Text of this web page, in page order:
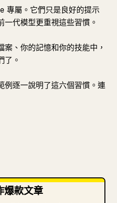
專屬。它們只是良好的提示
一代模型更重視這些習慣。
、你的記憶和你的技能中，
了。
例逐一說明了這六個習慣。連
爆款文章